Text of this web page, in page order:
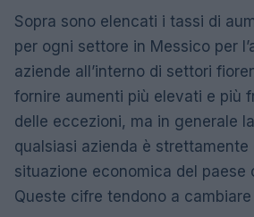
Sopra sono elencati i tassi di
per ogni settore in Messico per
aziende all’interno di settori
fornire aumenti più elevati e più
delle eccezioni, ma in generale
qualsiasi azienda è strettamente
situazione economica del paese
Queste cifre tendono a